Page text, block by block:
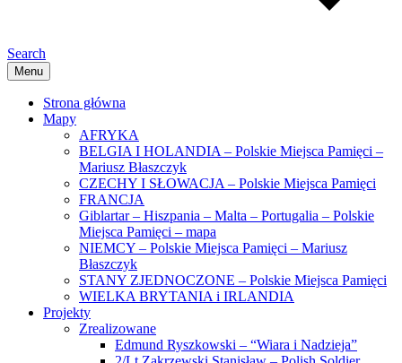
Search
Menu
Strona główna
Mapy
AFRYKA
BELGIA I HOLANDIA – Polskie Miejsca Pamięci –
Mariusz Błaszczyk
CZECHY I SŁOWACJA – Polskie Miejsca Pamięci
FRANCJA
Giblartar – Hiszpania – Malta – Portugalia – Polskie
Miejsca Pamięci – mapa
NIEMCY – Polskie Miejsca Pamięci – Mariusz
Błaszczyk
STANY ZJEDNOCZONE – Polskie Miejsca Pamięci
WIELKA BRYTANIA i IRLANDIA
Projekty
Zrealizowane
Edmund Ryszkowski – “Wiara i Nadzieja”